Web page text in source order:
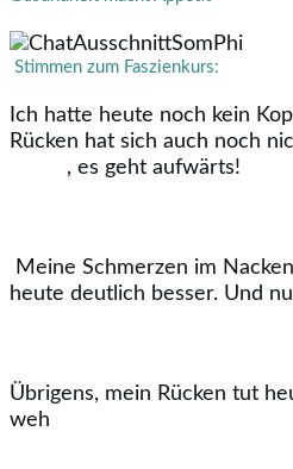
Stimmen zum Faszienkurs:
Ich hatte heute noch kein
Rücken hat sich auch noch
, es geht aufwärts!
Meine Schmerzen im
heute deutlich besser. Und
Übrigens, mein Rücken tut
weh